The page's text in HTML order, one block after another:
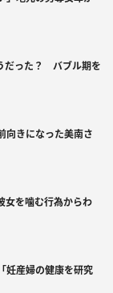
だった？ バブル期を
向きになった美南さ
女を噛む行為からわ
妊産婦の健康を研究